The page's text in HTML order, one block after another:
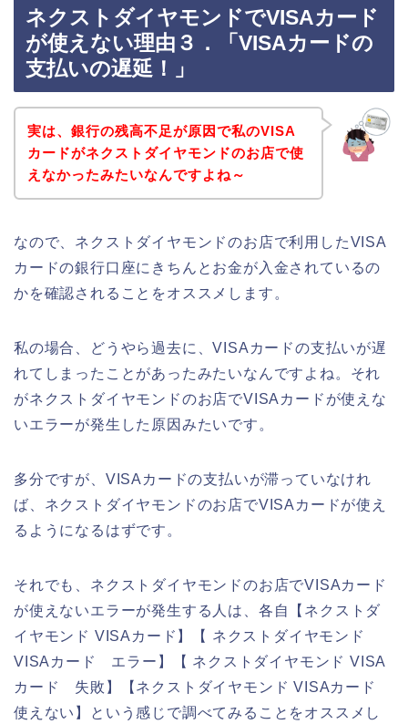
ネクストダイヤモンドでVISAカード
が使えない理由３．「VISAカードの
支払いの遅延！」
実は、銀行の残高不足が原因で私のVISA
カードがネクストダイヤモンドのお店で使
えなかったみたいなんですよね～
なので、ネクストダイヤモンドのお店で利用したVISA
カードの銀行口座にきちんとお金が入金されているの
かを確認されることをオススメします。
私の場合、どうやら過去に、VISAカードの支払いが遅
れてしまったことがあったみたいなんですよね。それ
がネクストダイヤモンドのお店でVISAカードが使えな
いエラーが発生した原因みたいです。
多分ですが、VISAカードの支払いが滞っていなけれ
ば、ネクストダイヤモンドのお店でVISAカードが使え
るようになるはずです。
それでも、ネクストダイヤモンドのお店でVISAカード
が使えないエラーが発生する人は、各自【ネクストダ
イヤモンド VISAカード】【 ネクストダイヤモンド
VISAカード エラー】【 ネクストダイヤモンド VISA
カード 失敗】【ネクストダイヤモンド VISAカード
使えない】という感じで調べてみることをオススメし